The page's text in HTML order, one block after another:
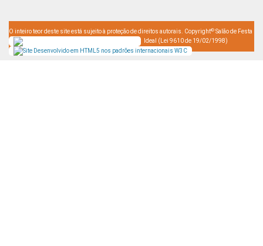
O inteiro teor deste site está sujeito à proteção de direitos autorais. Copyright© Salão de Festa
Ideal (Lei 9610 de 19/02/1998)